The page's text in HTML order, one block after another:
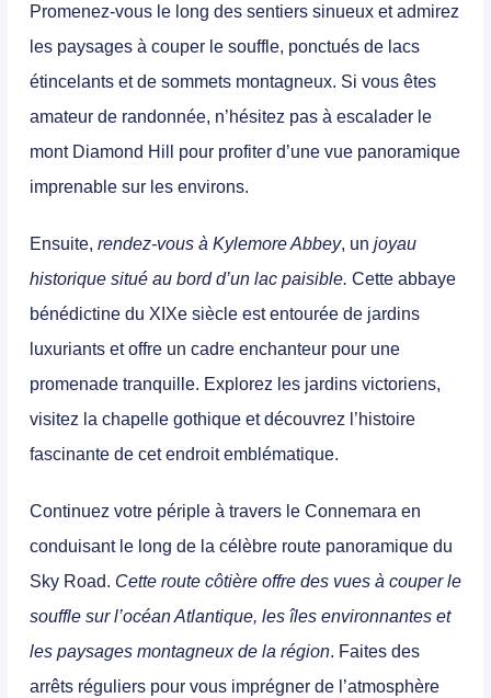
Promenez-vous le long des sentiers sinueux et admirez
les paysages à couper le souffle, ponctués de lacs
étincelants et de sommets montagneux. Si vous êtes
amateur de randonnée, n’hésitez pas à escalader le
mont Diamond Hill pour profiter d’une vue panoramique
imprenable sur les environs.
Ensuite, rendez-vous à Kylemore Abbey, un joyau
historique situé au bord d’un lac paisible. Cette abbaye
bénédictine du XIXe siècle est entourée de jardins
luxuriants et offre un cadre enchanteur pour une
promenade tranquille. Explorez les jardins victoriens,
visitez la chapelle gothique et découvrez l’histoire
fascinante de cet endroit emblématique.
Continuez votre périple à travers le Connemara en
conduisant le long de la célèbre route panoramique du
Sky Road. Cette route côtière offre des vues à couper le
souffle sur l’océan Atlantique, les îles environnantes et
les paysages montagneux de la région. Faites des
arrêts réguliers pour vous imprégner de l’atmosphère